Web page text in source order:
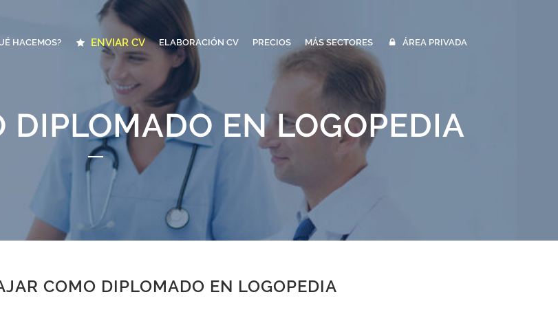
HACEMOS? ENVIAR CV ELABORACIÓN CV PRECIOS MÁS SECTORES ÁREA PRIVADA
DIPLOMADO EN LOGOPEDIA
COMO DIPLOMADO EN LOGOPEDIA